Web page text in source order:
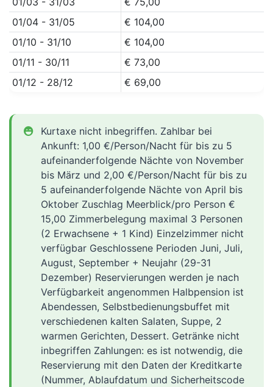
01/04 - 31/05
€ 104,00
01/10 - 31/10
€ 104,00
01/11 - 30/11
€ 73,00
01/12 - 28/12
€ 69,00
Kurtaxe nicht inbegriffen. Zahlbar bei
Ankunft: 1,00 €/Person/Nacht für bis zu 5
aufeinanderfolgende Nächte von November
bis März und 2,00 €/Person/Nacht für bis zu
5 aufeinanderfolgende Nächte von April bis
Oktober Zuschlag Meerblick/pro Person €
15,00 Zimmerbelegung maximal 3 Personen
(2 Erwachsene + 1 Kind) Einzelzimmer nicht
verfügbar Geschlossene Perioden Juni, Juli,
August, September + Neujahr (29-31
Dezember) Reservierungen werden je nach
Verfügbarkeit angenommen Halbpension ist
Abendessen, Selbstbedienungsbuffet mit
verschiedenen kalten Salaten, Suppe, 2
warmen Gerichten, Dessert. Getränke nicht
inbegriffen Zahlungen: es ist notwendig, die
Reservierung mit den Daten der Kreditkarte
(Nummer, Ablaufdatum und Sicherheitscode